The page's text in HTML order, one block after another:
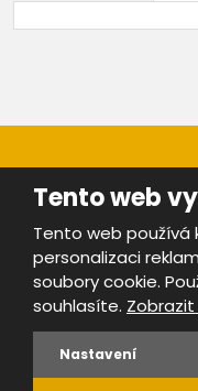
Provozovatel
Mapa stránek |
Tento web
Tento web používá
personalizaci
soubory cookie.
souhlasíte.
Nastavení